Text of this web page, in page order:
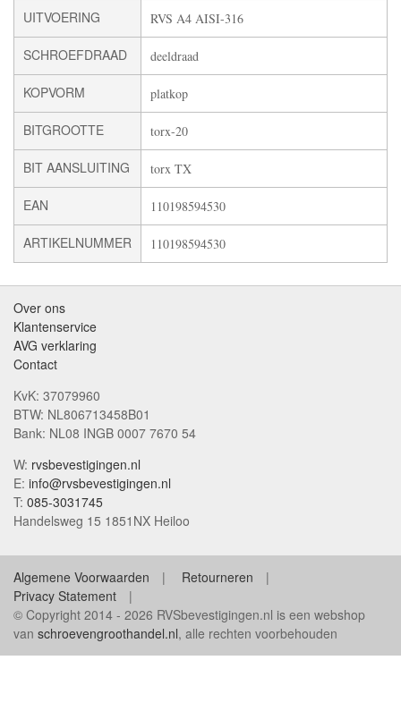
UITVOERING RVS A4 AISI-316
SCHROEFDRAAD deeldraad
KOPVORM platkop
BITGROOTTE torx-20
BIT AANSLUITING torx TX
EAN 110198594530
ARTIKELNUMMER 110198594530
Over ons
Klantenservice
AVG verklaring
Contact
KvK: 37079960
BTW: NL806713458B01
Bank: NL08 INGB 0007 7670 54
W: rvsbevestigingen.nl
E: info@rvsbevestigingen.nl
T: 085-3031745
Handelsweg 15 1851NX Heiloo
Algemene Voorwaarden
Retourneren
Privacy Statement
© Copyright 2014 - 2026 RVSbevestigingen.nl is een webshop
van schroevengroothandel.nl, alle rechten voorbehouden